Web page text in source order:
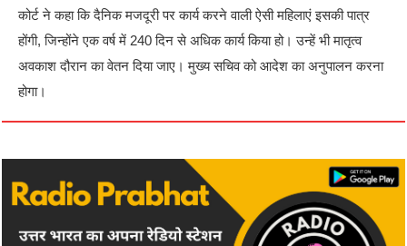
कोर्ट ने कहा कि दैनिक मजदूरी पर कार्य करने वाली ऐसी महिलाएं इसकी पात्र
होंगी, जिन्होंने एक वर्ष में 240 दिन से अधिक कार्य किया हो। उन्हें भी मातृत्व
अवकाश दौरान का वेतन दिया जाए। मुख्य सचिव को आदेश का अनुपालन करना
होगा।